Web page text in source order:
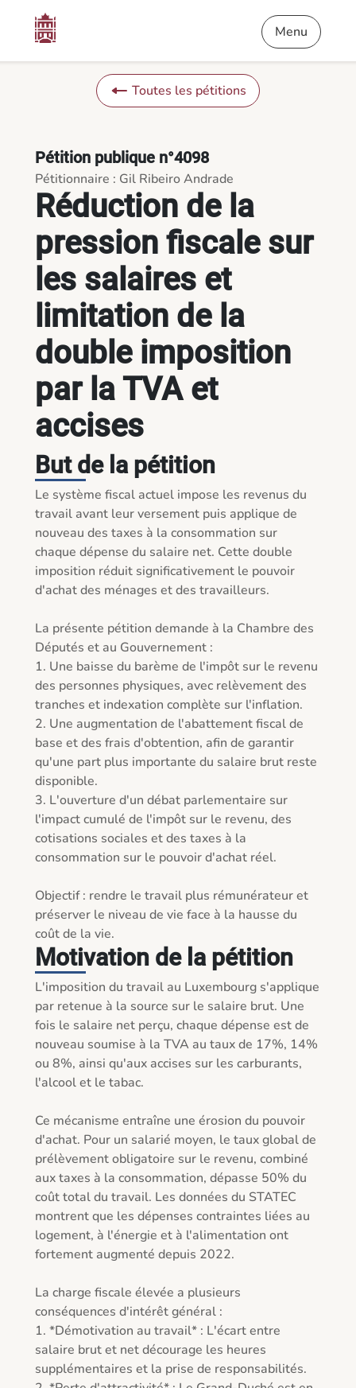
Réduction de la pression fiscale sur les salaires et
Menu
Toutes les pétitions
Réduction de la
pression fiscale sur
les salaires et
limitation de la
double imposition
par la TVA et
accises
Pétition publique n°4098
Pétitionnaire : Gil Ribeiro Andrade
But de la pétition
Le système fiscal actuel impose les revenus du
travail avant leur versement puis applique de
nouveau des taxes à la consommation sur
chaque dépense du salaire net. Cette double
imposition réduit significativement le pouvoir
d'achat des ménages et des travailleurs.
La présente pétition demande à la Chambre des
Députés et au Gouvernement :
1. Une baisse du barème de l'impôt sur le revenu
des personnes physiques, avec relèvement des
tranches et indexation complète sur l'inflation.
2. Une augmentation de l'abattement fiscal de
base et des frais d'obtention, afin de garantir
qu'une part plus importante du salaire brut reste
disponible.
3. L'ouverture d'un débat parlementaire sur
l'impact cumulé de l'impôt sur le revenu, des
cotisations sociales et des taxes à la
consommation sur le pouvoir d'achat réel.
Objectif : rendre le travail plus rémunérateur et
préserver le niveau de vie face à la hausse du
Motivation de la pétition
L'imposition du travail au Luxembourg s'applique
par retenue à la source sur le salaire brut. Une
fois le salaire net perçu, chaque dépense est de
nouveau soumise à la TVA au taux de 17%, 14%
ou 8%, ainsi qu'aux accises sur les carburants,
l'alcool et le tabac.
Ce mécanisme entraîne une érosion du pouvoir
d'achat. Pour un salarié moyen, le taux global de
prélèvement obligatoire sur le revenu, combiné
aux taxes à la consommation, dépasse 50% du
coût total du travail. Les données du STATEC
montrent que les dépenses contraintes liées au
logement, à l'énergie et à l'alimentation ont
fortement augmenté depuis 2022.
La charge fiscale élevée a plusieurs
conséquences d'intérêt général :
1. *Démotivation au travail* : L'écart entre
salaire brut et net décourage les heures
supplémentaires et la prise de responsabilités.